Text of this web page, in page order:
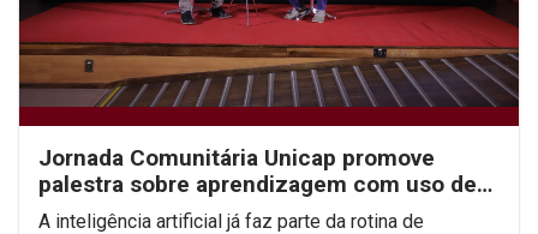
Jornada Comunitária Unicap promove
palestra sobre aprendizagem com uso de
IA
A inteligência artificial já faz parte da rotina de